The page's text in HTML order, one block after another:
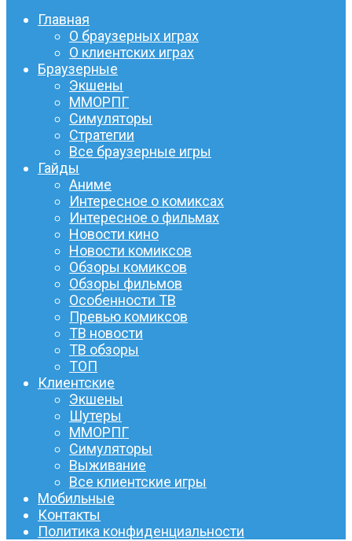
Главная
О браузерных играх
О клиентских играх
Браузерные
Экшены
ММОРПГ
Симуляторы
Стратегии
Все браузерные игры
Гайды
Аниме
Интересное о комиксах
Интересное о фильмах
Новости кино
Новости комиксов
Обзоры комиксов
Обзоры фильмов
Особенности ТВ
Превью комиксов
ТВ новости
ТВ обзоры
ТОП
Клиентские
Экшены
Шутеры
ММОРПГ
Симуляторы
Выживание
Все клиентские игры
Мобильные
Контакты
Политика конфиденциальности